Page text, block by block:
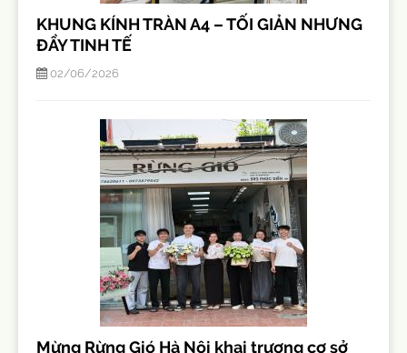
KHUNG KÍNH TRÀN A4 – TỐI GIẢN NHƯNG
ĐẦY TINH TẾ
02/06/2026
Mừng Rừng Gió Hà Nội khai trương cơ sở